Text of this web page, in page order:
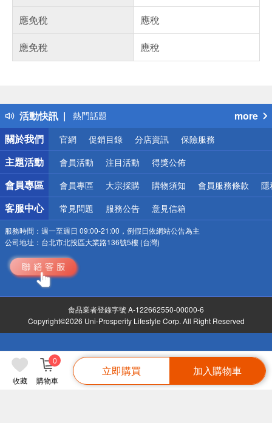
收藏 購物車
0
立即購買 加入購物車
應免稅
應稅
應免稅
應稅
活動快訊
得獎公告
熱門話題
銀行優惠
偏遠地區配送
詐騙網頁！請小心！
more
關於我們
官網 促銷目錄 分店資訊 保險服務
主題活動 會員活動 注目活動 得獎公佈
會員專區 會員專區 大宗採購 購物須知 會員服務條款 隱
客服中心 常見問題 服務公告 意見信箱
服務時間： 週一至週日 09:00-21:00，例假日依網站公告為主
公司地址： 台北市北投區大業路136號5樓 (台灣)
食品業者登錄字號 A-122662550-00000-6
Copyright©2026 Uni-Prosperity Lifestyle Corp. All Right Reserved